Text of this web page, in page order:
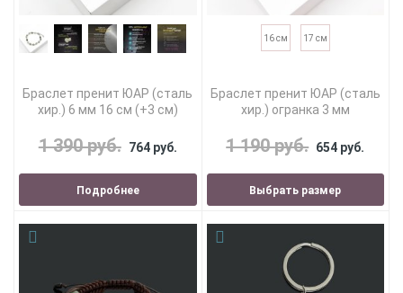
Браслет пренит ЮАР (сталь
хир.) 6 мм 16 см (+3 см)
1 390 руб. 764 руб.
Подробнее
16 см 17 см
Браслет пренит ЮАР (сталь
хир.) огранка 3 мм
1 190 руб. 654 руб.
Выбрать размер